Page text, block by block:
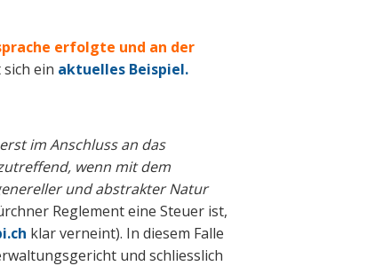
erfolgte und an der
ein aktuelles Beispiel.
im Anschluss an das
wenn mit dem
und abstrakter Natur
Reglement eine Steuer ist,
klar verneint). In diesem Falle
und schliesslich